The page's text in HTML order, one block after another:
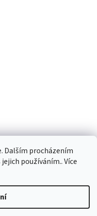
Dalším procházením
používáním.. Více